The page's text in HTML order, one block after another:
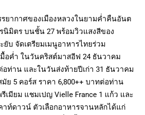
ยากาศของเมืองหลวงในยามค่ำคืนอันต
นิมิตร บนชั้น 27 พร้อมวิวแสงสีของ
ยับ จัดเตรียมเมนูอาหารไทยร่วม
อค่ำ ในวันคริสต์มาสอีฟ 24 ธันวาคม
อท่าน และในวันส่งท้ายปีเก่า 31 ธันวาคม
ย 5 คอร์ส ราคา 6,800++ บาทต่อท่าน
เมียม แชมเปญ Vielle France 1 แก้ว และ
าท์ดาวน์ ตัวเลือกอาหารจานหลักได้แก่